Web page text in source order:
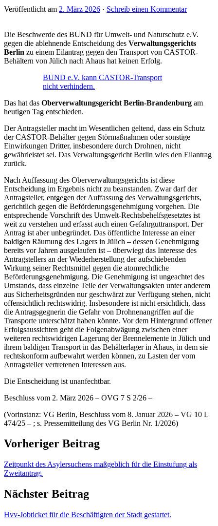
Veröffentlicht am 2. März 2026 · Schreib einen Kommentar
Die Beschwerde des BUND für Umwelt- und Naturschutz e.V.
gegen die ablehnende Entscheidung des Verwaltungsgerichts
Berlin zu einem Eilantrag gegen den Transport von CASTOR-
Behältern von Jülich nach Ahaus hat keinen Erfolg.
BUND e.V. kann CASTOR-Transport
nicht verhindern.
Das hat das Oberverwaltungsgericht Berlin-Brandenburg am
heutigen Tag entschieden.
Der Antragsteller macht im Wesentlichen geltend, dass ein Schutz
der CASTOR-Behälter gegen Störmaßnahmen oder sonstige
Einwirkungen Dritter, insbesondere durch Drohnen, nicht
gewährleistet sei. Das Verwaltungsgericht Berlin wies den Eilantrag
zurück.
Nach Auffassung des Oberverwaltungsgerichts ist diese
Entscheidung im Ergebnis nicht zu beanstanden. Zwar darf der
Antragsteller, entgegen der Auffassung des Verwaltungsgerichts,
gerichtlich gegen die Beförderungsgenehmigung vorgehen. Die
entsprechende Vorschrift des Umwelt-Rechtsbehelfsgesetztes ist
weit zu verstehen und erfasst auch einen Gefahrguttransport. Der
Antrag ist aber unbegründet. Das öffentliche Interesse an einer
baldigen Räumung des Lagers in Jülich – dessen Genehmigung
bereits vor Jahren ausgelaufen ist – überwiegt das Interesse des
Antragstellers an der Wiederherstellung der aufschiebenden
Wirkung seiner Rechtsmittel gegen die atomrechtliche
Beförderungsgenehmigung. Die Genehmigung ist ungeachtet des
Umstands, dass einzelne Teile der Verwaltungsakten unter anderem
aus Sicherheitsgründen nur geschwärzt zur Verfügung stehen, nicht
offensichtlich rechtswidrig. Insbesondere ist nicht ersichtlich, dass
die Antragsgegnerin die Gefahr von Drohnenangriffen auf die
Transporte unterschätzt haben könnte. Vor dem Hintergrund offener
Erfolgsaussichten geht die Folgenabwägung zwischen einer
weiteren rechtswidrigen Lagerung der Brennelemente in Jülich und
ihrem baldigen Transport in das Behälterlager in Ahaus, in dem sie
rechtskonform aufbewahrt werden können, zu Lasten der vom
Antragsteller vertretenen Interessen aus.
Die Entscheidung ist unanfechtbar.
Beschluss vom 2. März 2026 – OVG 7 S 2/26 –
(Vorinstanz: VG Berlin, Beschluss vom 8. Januar 2026 – VG 10 L
474/25 – ; s. Pressemitteilung des VG Berlin Nr. 1/2026)
Vorheriger Beitrag
Zeitpunkt des Asylersuchens maßgeblich für die Einstufung als
Zweitantrag.
Nächster Beitrag
Hvv-Jobticket für die Beschäftigten der Stadt gestartet.